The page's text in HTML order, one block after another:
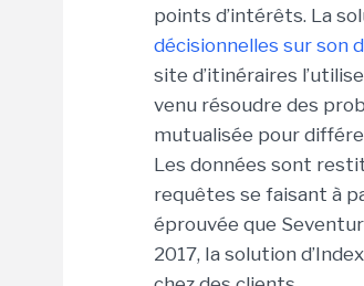
points d’intérêts. La
décisionnelles sur son
site d’itinéraires
venu résoudre des
mutualisée pour
Les données sont
requêtes se faisant à
éprouvée que
2017, Ia solution